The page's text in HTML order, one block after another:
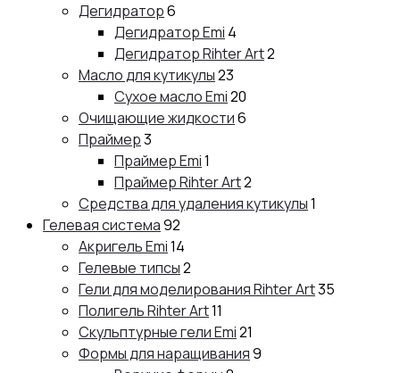
Дегидратор6
Дегидратор Emi 4
Дегидратор Rihter Art2
Масло для кутикулы23
Сухое масло Emi20
Очищающие жидкости6
Праймер3
Праймер Emi1
Праймер Rihter Art2
Средства для удаления кутикулы1
Гелевая система92
Акригель Emi14
Гелевые типсы2
Гели для моделирования Rihter Art35
Полигель Rihter Art11
Скульптурные гели Emi21
Формы для наращивания9